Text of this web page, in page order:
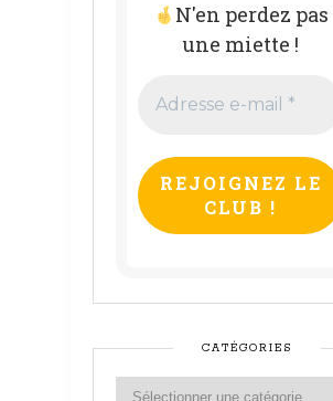
N'en perdez pas
une miette !
e-
*
CATÉGORIES